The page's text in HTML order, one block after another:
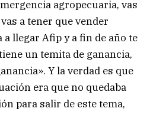
agropecuaria, vas
a tener que vender
a llegar Afip y a fin de año te
un temita de ganancia,
Y la verdad es que
era que no quedaba
para salir de este tema,